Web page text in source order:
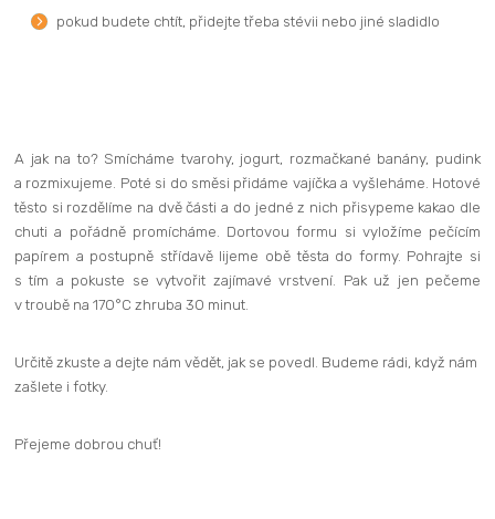
pokud budete chtít, přidejte třeba stévii nebo jiné sladidlo
A jak na to? Smícháme tvarohy, jogurt, rozmačkané banány, pudink
a rozmixujeme. Poté si do směsi přidáme vajíčka a vyšleháme. Hotové
těsto si rozdělíme na dvě části a do jedné z nich přisypeme kakao dle
chuti a pořádně promícháme. Dortovou formu si vyložíme pečícím
papírem a postupně střídavě lijeme obě těsta do formy. Pohrajte si
s tím a pokuste se vytvořit zajímavé vrstvení. Pak už jen pečeme
v troubě na 170°C zhruba 30 minut.
Určitě zkuste a dejte nám vědět, jak se povedl. Budeme rádi, když nám
zašlete i fotky.
Přejeme dobrou chuť!